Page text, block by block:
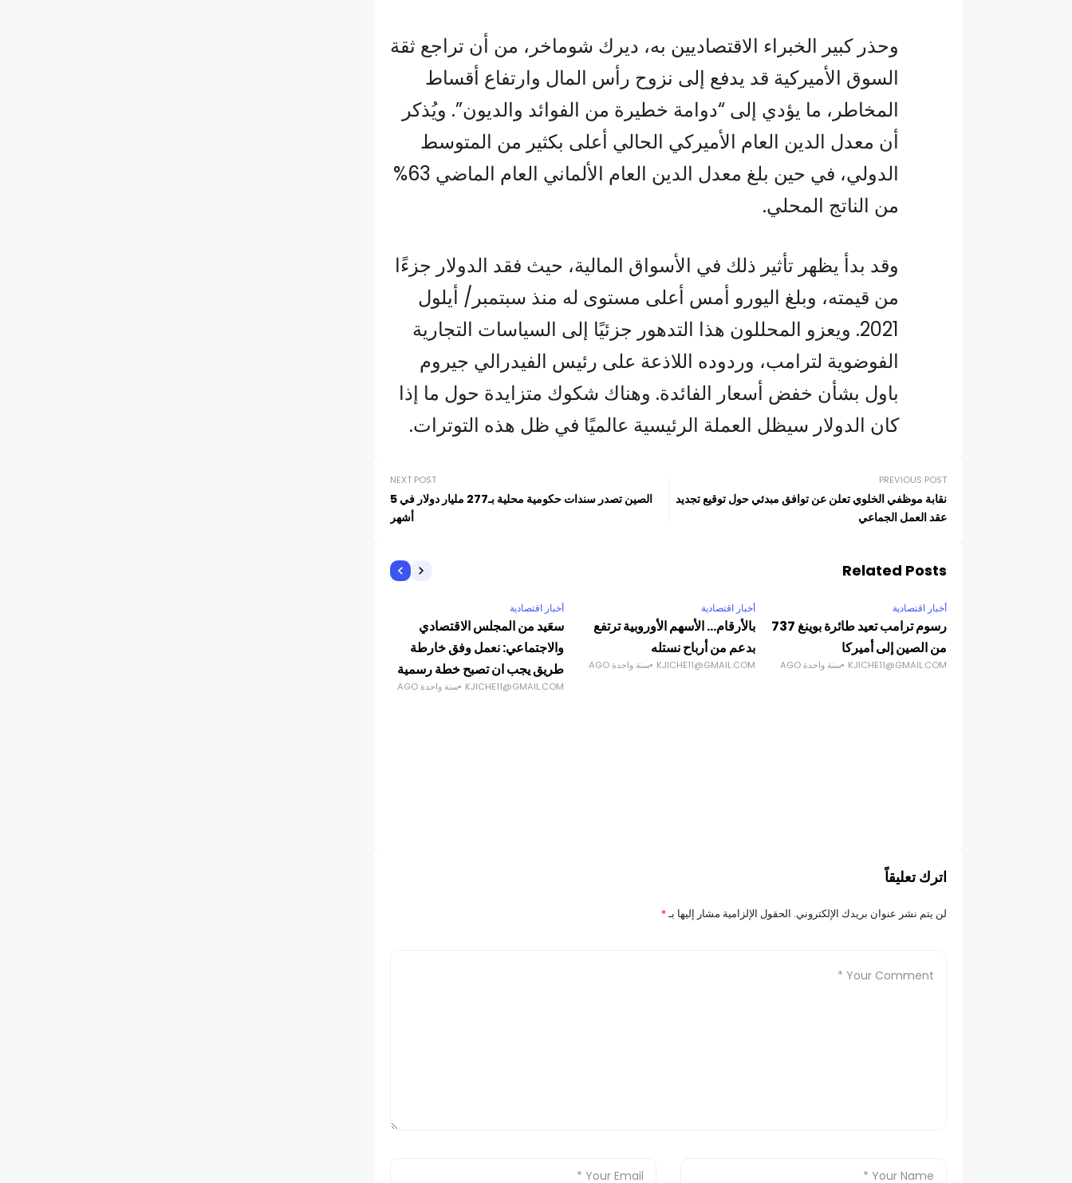
وحذر كبير الخبراء الاقتصاديين به، ديرك شوماخر، من أن تراجع ثقة
السوق الأميركية قد يدفع إلى نزوح رأس المال وارتفاع أقساط
المخاطر، ما يؤدي إلى “دوامة خطيرة من الفوائد والديون”. ويُذكر
أن معدل الدين العام الأميركي الحالي أعلى بكثير من المتوسط
الدولي، في حين بلغ معدل الدين العام الألماني العام الماضي 63%
من الناتج المحلي.
وقد بدأ يظهر تأثير ذلك في الأسواق المالية، حيث فقد الدولار جزءًا
من قيمته، وبلغ اليورو أمس أعلى مستوى له منذ سبتمبر/ أيلول
2021. ويعزو المحللون هذا التدهور جزئيًا إلى السياسات التجارية
الفوضوية لترامب، وردوده اللاذعة على رئيس الفيدرالي جيروم
باول بشأن خفض أسعار الفائدة. وهناك شكوك متزايدة حول ما إذا
كان الدولار سيظل العملة الرئيسية عالميًا في ظل هذه التوترات.
PREVIOUS POST
نقابة موظفي الخلوي تعلن عن توافق مبدئي حول توقيع تجديد
عقد العمل الجماعي
NEXT POST
الصين تصدر سندات حكومية محلية بـ277 مليار دولار في 5
أشهر
Related Posts
أخبار اقتصادية
رسوم ترامب تعيد طائرة بوينغ 737
من الصين إلى أميركا
KJICHE11@GMAIL.COM سنة واحدة AGO
أخبار اقتصادية
بالأرقام… الأسهم الأوروبية ترتفع
بدعم من أرباح نستله
KJICHE11@GMAIL.COM سنة واحدة AGO
أخبار اقتصادية
سعَيد من المجلس الاقتصادي
والاجتماعي: نعمل وفق خارطة
طريق يجب ان تصبح خطة رسمية
KJICHE11@GMAIL.COM سنة واحدة AGO
اترك تعليقاً
لن يتم نشر عنوان بريدك الإلكتروني. الحقول الإلزامية مشار إليها بـ*